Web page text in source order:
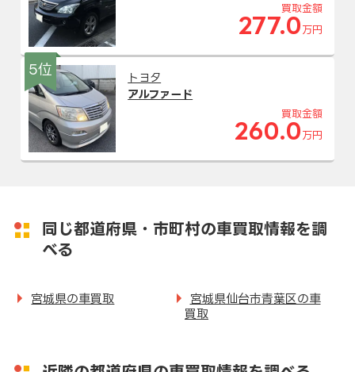
買取金額
277.0 万円
5位
トヨタ
アルファード
買取金額
260.0 万円
同じ都道府県・市町村の車買取情報を調
べる
宮城県の車買取
宮城県仙台市青葉区の車
買取